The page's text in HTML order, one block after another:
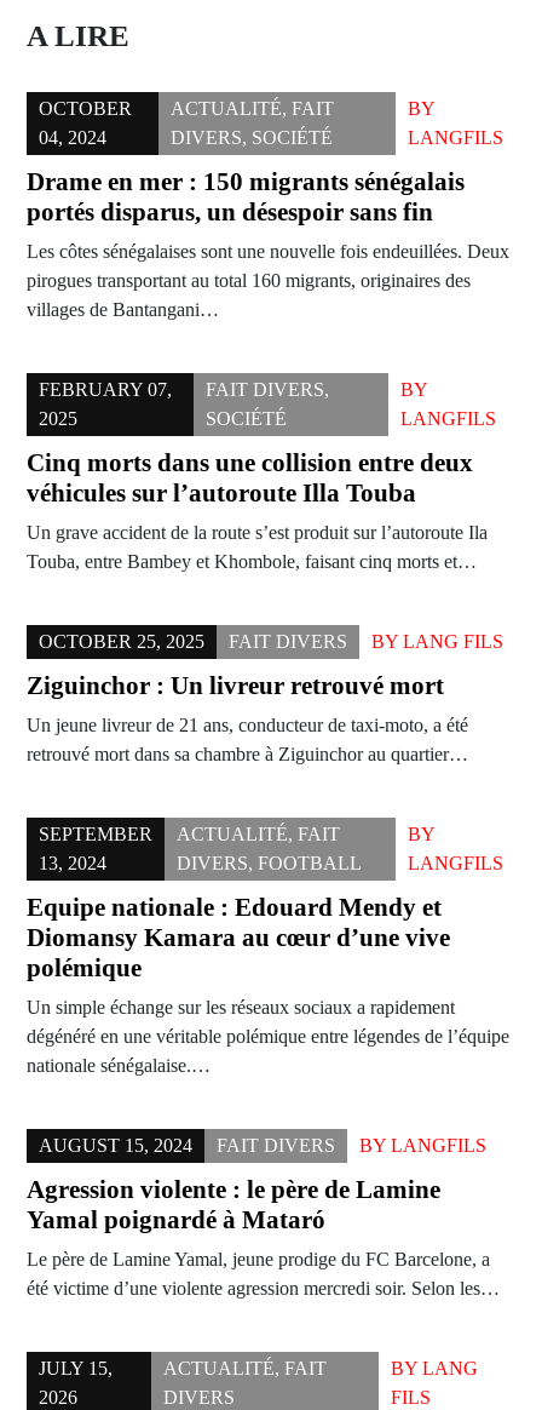
A LIRE
OCTOBER
04, 2024
ACTUALITÉ, FAIT
DIVERS, SOCIÉTÉ
BY
LANGFILS
Drame en mer : 150 migrants sénégalais
portés disparus, un désespoir sans fin
Les côtes sénégalaises sont une nouvelle fois endeuillées. Deux
pirogues transportant au total 160 migrants, originaires des
villages de Bantangani…
FEBRUARY 07,
2025
FAIT DIVERS,
SOCIÉTÉ
BY
LANGFILS
Cinq morts dans une collision entre deux
véhicules sur l’autoroute Illa Touba
Un grave accident de la route s’est produit sur l’autoroute Ila
Touba, entre Bambey et Khombole, faisant cinq morts et…
OCTOBER 25, 2025 FAIT DIVERS BY LANG FILS
Ziguinchor : Un livreur retrouvé mort
Un jeune livreur de 21 ans, conducteur de taxi-moto, a été
retrouvé mort dans sa chambre à Ziguinchor au quartier…
SEPTEMBER
13, 2024
ACTUALITÉ, FAIT
DIVERS, FOOTBALL
BY
LANGFILS
Equipe nationale : Edouard Mendy et
Diomansy Kamara au cœur d’une vive
polémique
Un simple échange sur les réseaux sociaux a rapidement
dégénéré en une véritable polémique entre légendes de l’équipe
nationale sénégalaise.…
AUGUST 15, 2024 FAIT DIVERS BY LANGFILS
Agression violente : le père de Lamine
Yamal poignardé à Mataró
Le père de Lamine Yamal, jeune prodige du FC Barcelone, a
été victime d’une violente agression mercredi soir. Selon les…
JULY 15,
2026
ACTUALITÉ, FAIT
DIVERS
BYLANG
FILS